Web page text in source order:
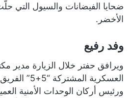
ضحايا الفيضانات والسيول التي
الأخضر.
وفد رفيع
ويرافق حفتر خلال الزيارة مدير
العسكرية
ورئيس أركان الوحدات الأمنية